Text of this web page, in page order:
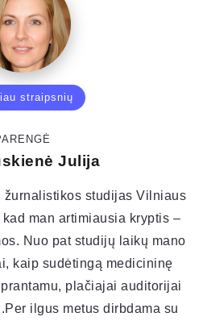
straipsnių
Julija
žurnalistikos studijas Vilniaus
man artimiausia kryptis –
Nuo pat studijų laikų mano
kaip sudėtingą medicininę
plačiajai auditorijai
ilgus metus dirbdama su